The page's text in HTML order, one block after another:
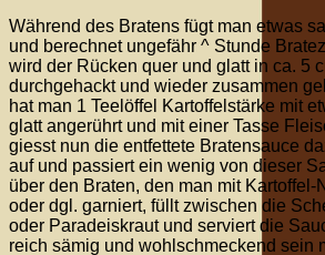
Während des Bratens fügt man etwas
und berechnet ungefähr ^ Stunde
wird der Rücken quer und glatt in ca. 5
durchgehackt und wieder zusammen
hat man 1 Teelöffel Kartoffelstärke mit
glatt angerührt und mit einer Tasse
giesst nun die entfettete Bratensauce
auf und passiert ein wenig von dieser
über den Braten, den man mit Kartoffel-
oder dgl. garniert, füllt zwischen die
oder Paradeiskraut und serviert die
reich sämig und wohlschmeckend sein